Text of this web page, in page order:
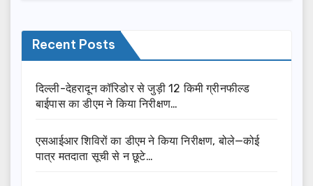
Recent Posts
दिल्ली-देहरादून कॉरिडोर से जुड़ी 12 किमी ग्रीनफील्ड
बाईपास का डीएम ने किया निरीक्षण…
एसआईआर शिविरों का डीएम ने किया निरीक्षण, बोले—कोई
पात्र मतदाता सूची से न छूटे…